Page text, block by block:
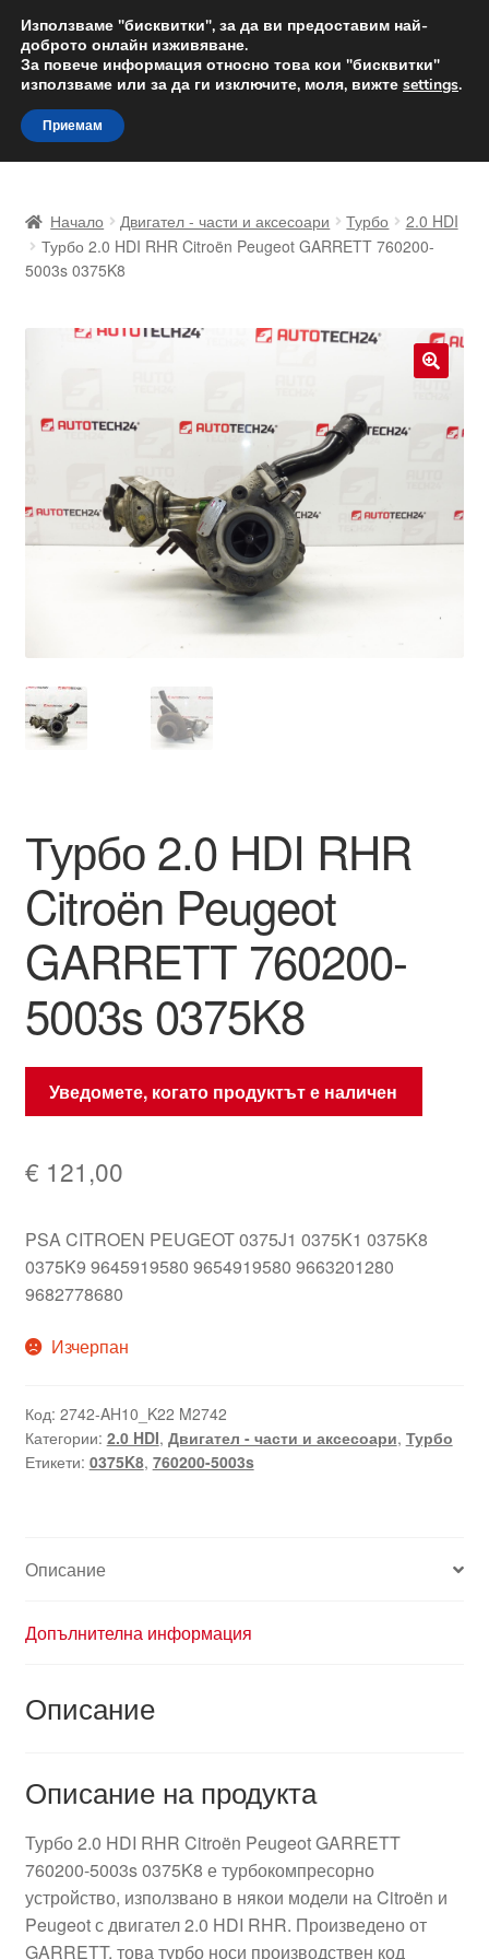
ДОСТАВКА от 12 лв.
Доставка по целия свят
Skip
to
navigation
Skip
to
content
Доставка по целия свят
Количка
Моята сметка
Политика за поверителност
Правила и условия
Транспорт
Начало Двигател - части и аксесоари Турбо
2.0 HDI
Турбо 2.0 HDI RHR Citroën Peugeot GARRETT 760200-
5003s 0375K8
Турбо 2.0 HDI RHR
Citroën Peugeot
GARRETT 760200-
5003s 0375K8
Уведомете, когато продуктът е наличен
€ 121,00
PSA CITROEN PEUGEOT0375J1 0375K1 0375K8
0375K9 9645919580 9654919580 9663201280
9682778680
Изчерпан
Код: 2742-AH10_K22 M2742
Категории: 2.0 HDI, Двигател - части и аксесоари, Турбо
Етикети: 0375K8, 760200-5003s
Описание
Допълнителна информация
Описание
Описание на продукта
Турбо 2.0 HDI RHR Citroën Peugeot GARRETT
760200-5003s 0375K8 е турбокомпресорно
устройство, използвано в някои модели на Citroën и
Peugeot с двигател 2.0 HDI RHR. Произведено от
GARRETT, това турбо носи производствен код
Използваме "бисквитки", за да ви предоставим най-
доброто онлайн изживяване.
За повече информация относно това кои "бисквитки"
използваме или за да ги изключите, моля, вижте settings.
Приемам